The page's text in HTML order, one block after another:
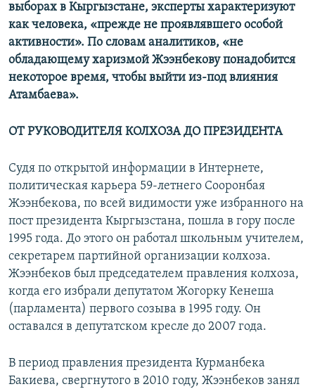
выборах в Кыргызстане, эксперты характеризуют
как человека, «прежде не проявлявшего особой
активности». По словам аналитиков, «не
обладающему харизмой Жээнбекову понадобится
некоторое время, чтобы выйти из-под влияния
Атамбаева».
ОТ РУКОВОДИТЕЛЯ КОЛХОЗА ДО ПРЕЗИДЕНТА
Судя по открытой информации в Интернете,
политическая карьера 59-летнего Сооронбая
Жээнбекова, по всей видимости уже избранного на
пост президента Кыргызстана, пошла в гору после
1995 года. До этого он работал школьным учителем,
секретарем партийной организации колхоза.
Жээнбеков был председателем правления колхоза,
когда его избрали депутатом Жогорку Кенеша
(парламента) первого созыва в 1995 году. Он
оставался в депутатском кресле до 2007 года.
В период правления президента Курманбека
Бакиева, свергнутого в 2010 году, Жээнбеков занял